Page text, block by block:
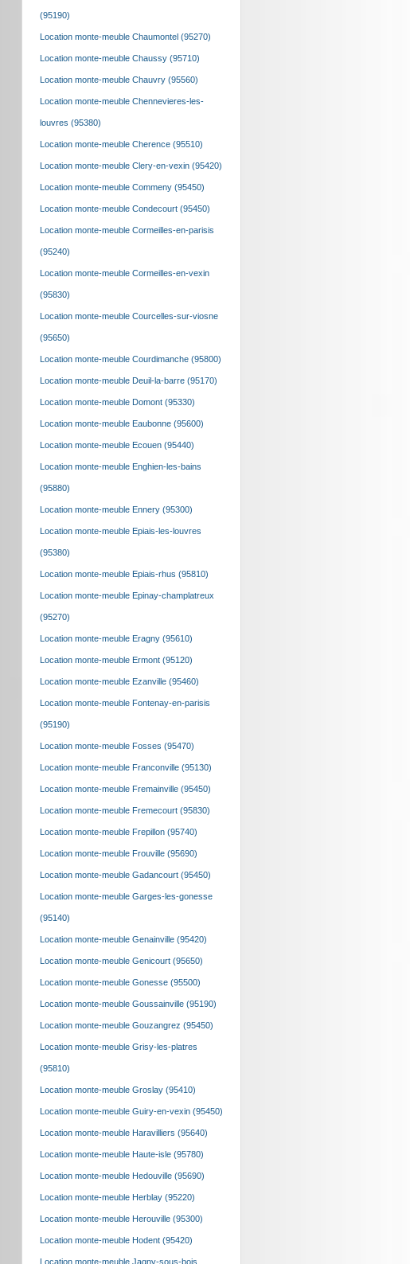
(95190)
Location monte-meuble Chaumontel (95270)
Location monte-meuble Chaussy (95710)
Location monte-meuble Chauvry (95560)
Location monte-meuble Chennevieres-les-
louvres (95380)
Location monte-meuble Cherence (95510)
Location monte-meuble Clery-en-vexin (95420)
Location monte-meuble Commeny (95450)
Location monte-meuble Condecourt (95450)
Location monte-meuble Cormeilles-en-parisis
(95240)
Location monte-meuble Cormeilles-en-vexin
(95830)
Location monte-meuble Courcelles-sur-viosne
(95650)
Location monte-meuble Courdimanche (95800)
Location monte-meuble Deuil-la-barre (95170)
Location monte-meuble Domont (95330)
Location monte-meuble Eaubonne (95600)
Location monte-meuble Ecouen (95440)
Location monte-meuble Enghien-les-bains
(95880)
Location monte-meuble Ennery (95300)
Location monte-meuble Epiais-les-louvres
(95380)
Location monte-meuble Epiais-rhus (95810)
Location monte-meuble Epinay-champlatreux
(95270)
Location monte-meuble Eragny (95610)
Location monte-meuble Ermont (95120)
Location monte-meuble Ezanville (95460)
Location monte-meuble Fontenay-en-parisis
(95190)
Location monte-meuble Fosses (95470)
Location monte-meuble Franconville (95130)
Location monte-meuble Fremainville (95450)
Location monte-meuble Fremecourt (95830)
Location monte-meuble Frepillon (95740)
Location monte-meuble Frouville (95690)
Location monte-meuble Gadancourt (95450)
Location monte-meuble Garges-les-gonesse
(95140)
Location monte-meuble Genainville (95420)
Location monte-meuble Genicourt (95650)
Location monte-meuble Gonesse (95500)
Location monte-meuble Goussainville (95190)
Location monte-meuble Gouzangrez (95450)
Location monte-meuble Grisy-les-platres
(95810)
Location monte-meuble Groslay (95410)
Location monte-meuble Guiry-en-vexin (95450)
Location monte-meuble Haravilliers (95640)
Location monte-meuble Haute-isle (95780)
Location monte-meuble Hedouville (95690)
Location monte-meuble Herblay (95220)
Location monte-meuble Herouville (95300)
Location monte-meuble Hodent (95420)
Location monte-meuble Jagny-sous-bois